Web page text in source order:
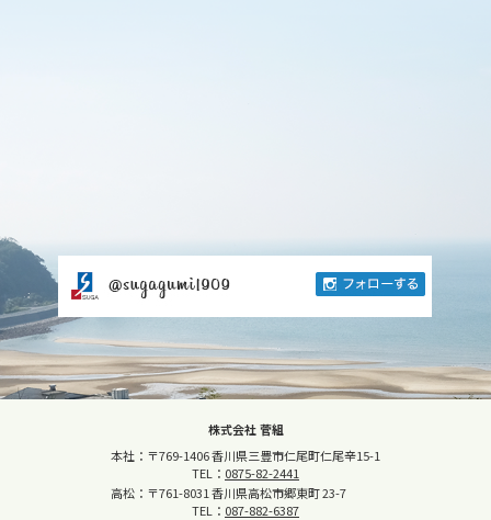
株式会社 菅組
本社：〒769-1406 香川県三豊市仁尾町仁尾辛15-1
TEL： 0875-82-2441
高松：〒761-8031 香川県高松市郷東町 23-7
TEL： 087-882-6387